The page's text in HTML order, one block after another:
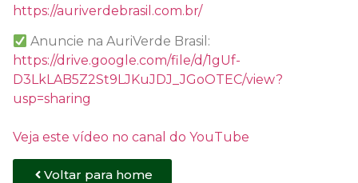
https://auriverdebrasil.com.br/
Anuncie na AuriVerde Brasil:
https://drive.google.com/file/d/1gUf-
D3LkLAB5Z2St9LJKuJDJ_JGoOTEC/view?
usp=sharing
Veja este vídeo no canal do YouTube
Voltar para home